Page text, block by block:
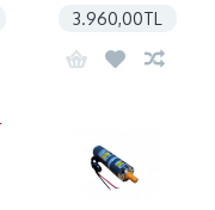
3.960,00TL